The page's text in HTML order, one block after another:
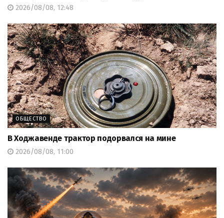
2026/08/08, 12:48
ОБЩЕСТВО
В Ходжавенде трактор подорвался на мине
2026/08/08, 11:00